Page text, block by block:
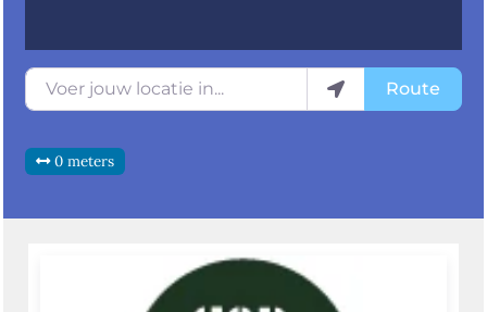
Voer jouw locatie in...
Route
0 meters